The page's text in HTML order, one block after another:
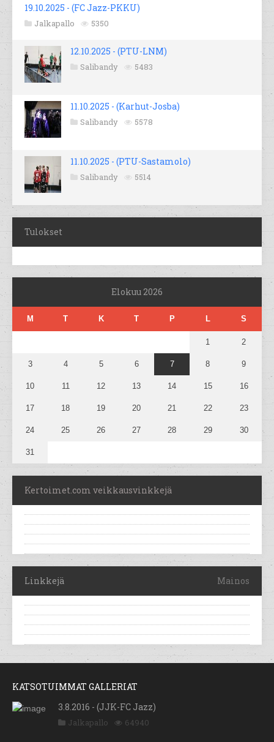
19.10.2025 - (FC Jazz-PKKU)
Jalkapallo 5350
12.10.2025 - (PTU-LNM)
Salibandy 5483
11.10.2025 - (Karhut-Josba)
Salibandy 5578
11.10.2025 - (PTU-Sastamolo)
Salibandy 5514
Tulokset
Elokuu 2026
M T K T P L S
1 2
3 4 5 6 7 8 9
10 11 12 13 14 15 16
17 18 19 20 21 22 23
24 25 26 27 28 29 30
31
Kertoimet.com veikkausvinkkejä
Linkkejä Mainos
KATSOTUIMMAT GALLERIAT
3.8.2016 - (JJK-FC Jazz)
Jalkapallo 64940